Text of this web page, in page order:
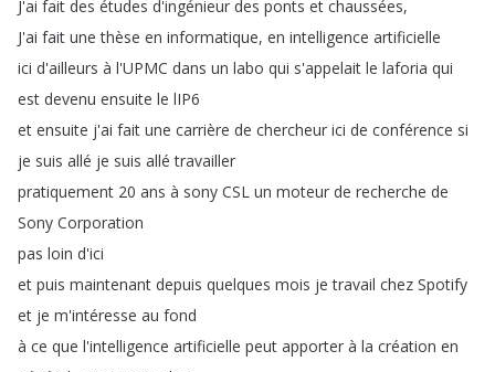
J'ai fait des études d'ingénieur des ponts et chaussées,
J'ai fait une thèse en informatique, en intelligence artificielle
ici d'ailleurs à l'UPMC dans un labo qui s'appelait le laforia qui
est devenu ensuite le lIP6
et ensuite j'ai fait une carrière de chercheur ici de conférence si
je suis allé je suis allé travailler
pratiquement 20 ans à sony CSL un moteur de recherche de
Sony Corporation
pas loin d'ici
et puis maintenant depuis quelques mois je travail chez Spotify
et je m'intéresse au fond
à ce que l'intelligence artificielle peut apporter à la création en